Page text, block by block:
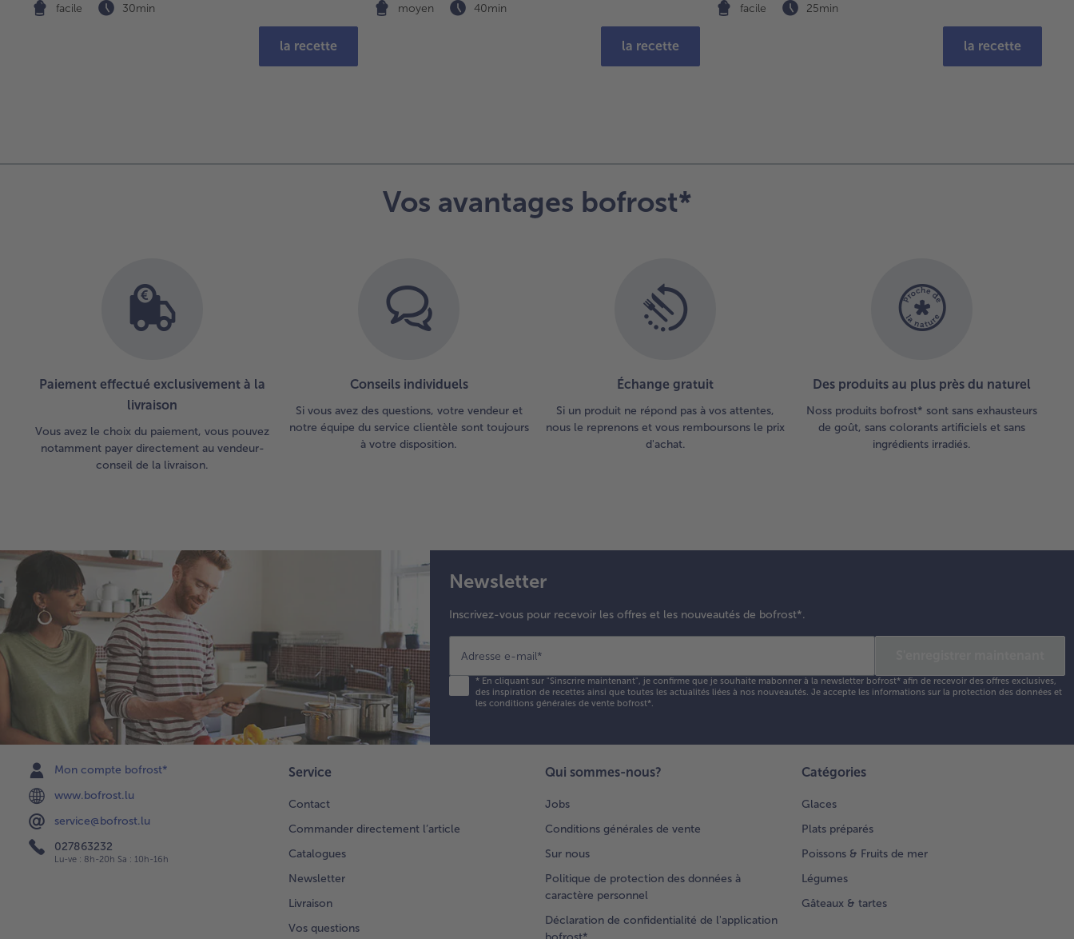
facile 30min
la recette
moyen 40min
la recette
facile 25min
la recette
vue
Vos avantages bofrost*
Paiement effectué exclusivement à la
livraison
Vous avez le choix du paiement, vous pouvez
notamment payer directement au vendeur-
conseil de la livraison.
Conseils individuels
Si vous avez des questions, votre vendeur et
notre équipe du service clientèle sont toujours
à votre disposition.
Échange gratuit
Si un produit ne répond pas à vos attentes,
nous le reprenons et vous remboursons le prix
d'achat.
Des produits au plus près du naturel
Noss produits bofrost* sont sans exhausteurs
de goût, sans colorants artificiels et sans
ingrédients irradiés.
Newsletter
Inscrivez-vous pour recevoir les offres et les nouveautés de bofrost*.
Adresse e-mail*
*En cliquant sur "Sinscrire maintenant", je confirme que je souhaite mabonner à la newsletter bofrost* afin de recevoir des offres exclusives,
des inspiration de recettes ainsi que toutes les actualités liées à nos nouveautés. Je accepte les informations sur la protection des données et
les conditions générales de vente bofrost*.
Mon compte bofrost*
www.bofrost.lu
service@bofrost.lu
027863232
Lu-ve : 8h-20h Sa : 10h-16h
Service
Contact
Commander directement l’article
Catalogues
Newsletter
Livraison
Vos questions
Qui sommes-nous?
Jobs
Conditions générales de vente
Sur nous
Politique de protection des données à
caractère personnel
Déclaration de confidentialité de l'application
Catégories
Glaces
Plats préparés
Poissons & Fruits de mer
Légumes
Gâteaux & tartes